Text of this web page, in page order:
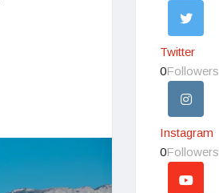
Twitter
0Followers
Instagram
0Followers